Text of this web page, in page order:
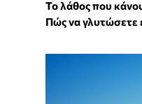
Το λάθος που
Πώς να γλυτώσετε